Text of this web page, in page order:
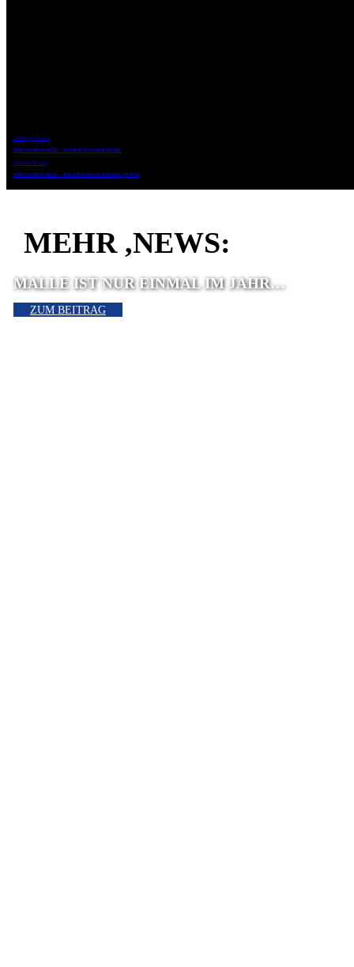
Vorheriger Beitrag
WIR SUCHEN DICH. – KOMM IN UNSER TEAM.
Nächster Beitrag
WIR SUCHEN DICH – MALER UND LACKIERER (M/W/D)
MEHR ,NEWS:
MALLE IST NUR EINMAL IM JAHR…
ZUM BEITRAG